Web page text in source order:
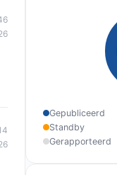
Gepubliceerd
Standby
Gerapporteerd